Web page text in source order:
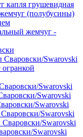
капля грушевидная
(полубусины)
жемчуг -
Swarovski
Swarovski
Swarovski
Swarovski
Swarovski
Swarovski
Swarovski